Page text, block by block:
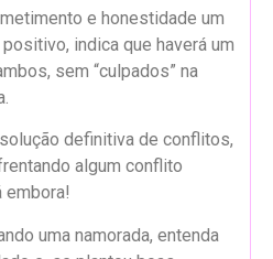
e honestidade um
indica que haverá um
sem “culpados” na
definitiva de conflitos,
algum conflito
embora!
uma namorada, entenda